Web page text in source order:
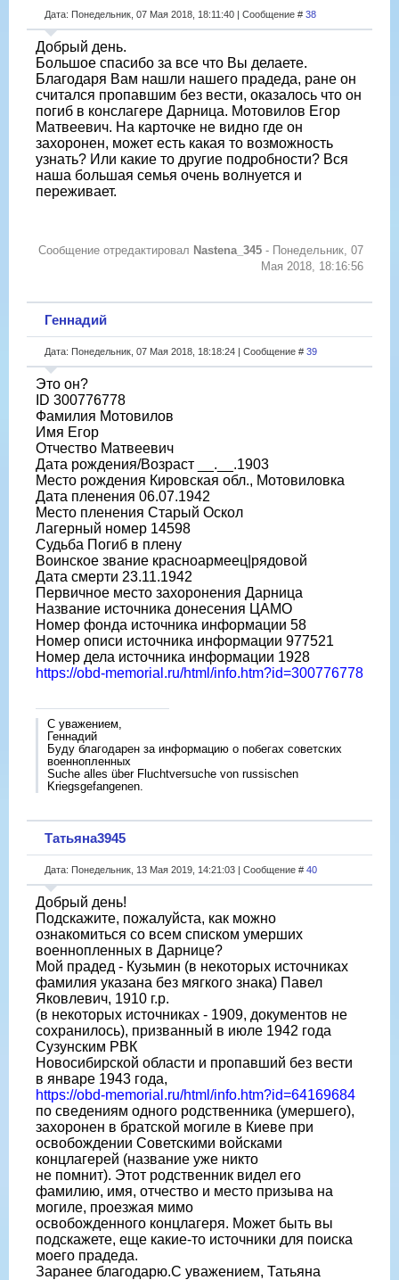
Дата: Понедельник, 07 Мая 2018, 18:11:40 | Сообщение # 38
Добрый день.
Большое спасибо за все что Вы делаете.
Благодаря Вам нашли нашего прадеда, ране он
считался пропавшим без вести, оказалось что он
погиб в конслагере Дарница. Мотовилов Егор
Матвеевич. На карточке не видно где он
захоронен, может есть какая то возможность
узнать? Или какие то другие подробности? Вся
наша большая семья очень волнуется и
переживает.
Сообщение отредактировал Nastena_345 - Понедельник, 07
Мая 2018, 18:16:56
Геннадий
Дата: Понедельник, 07 Мая 2018, 18:18:24 | Сообщение # 39
Это он?
ID 300776778
Фамилия Мотовилов
Имя Егор
Отчество Матвеевич
Дата рождения/Возраст __.__.1903
Место рождения Кировская обл., Мотовиловка
Дата пленения 06.07.1942
Место пленения Старый Оскол
Лагерный номер 14598
Судьба Погиб в плену
Воинское звание красноармеец|рядовой
Дата смерти 23.11.1942
Первичное место захоронения Дарница
Название источника донесения ЦАМО
Номер фонда источника информации 58
Номер описи источника информации 977521
Номер дела источника информации 1928
https://obd-memorial.ru/html/info.htm?id=300776778
С уважением,
Геннадий
Буду благодарен за информацию о побегах советских
военнопленных
Suche alles über Fluchtversuche von russischen
Kriegsgefangenen.
Татьяна3945
Дата: Понедельник, 13 Мая 2019, 14:21:03 | Сообщение # 40
Добрый день!
Подскажите, пожалуйста, как можно
ознакомиться со всем списком умерших
военнопленных в Дарнице?
Мой прадед - Кузьмин (в некоторых источниках
фамилия указана без мягкого знака) Павел
Яковлевич, 1910 г.р.
(в некоторых источниках - 1909, документов не
сохранилось), призванный в июле 1942 года
Сузунским РВК
Новосибирской области и пропавший без вести
в январе 1943 года,
https://obd-memorial.ru/html/info.htm?id=64169684
по сведениям одного родственника (умершего),
захоронен в братской могиле в Киеве при
освобождении Советскими войсками
концлагерей (название уже никто
не помнит). Этот родственник видел его
фамилию, имя, отчество и место призыва на
могиле, проезжая мимо
освобожденного концлагеря. Может быть вы
подскажете, еще какие-то источники для поиска
моего прадеда.
Заранее благодарю.С уважением, Татьяна